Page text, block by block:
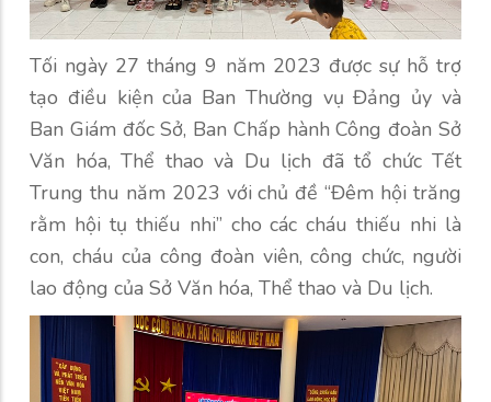
Tối ngày 27 tháng 9 năm 2023 được sự hỗ trợ
tạo điều kiện của Ban Thường vụ Đảng ủy và
Ban Giám đốc Sở, Ban Chấp hành Công đoàn Sở
Văn hóa, Thể thao và Du lịch đã tổ chức Tết
Trung thu năm 2023 với chủ đề “Đêm hội trăng
rằm hội tụ thiếu nhi” cho các cháu thiếu nhi là
con, cháu của công đoàn viên, công chức, người
lao động của Sở Văn hóa, Thể thao và Du lịch.